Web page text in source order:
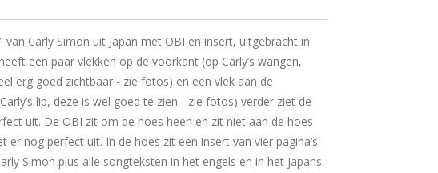
van Carly Simon uit Japan met OBI en insert, uitgebracht in
een paar vlekken op de voorkant (op Carly’s wangen,
erg goed zichtbaar - zie fotos) en een vlek aan de
lip, deze is wel goed te zien - zie fotos) verder ziet de
uit. De OBI zit om de hoes heen en zit niet aan de hoes
er nog perfect uit. In de hoes zit een insert van vier pagina’s
Simon plus alle songteksten in het engels en in het japans.